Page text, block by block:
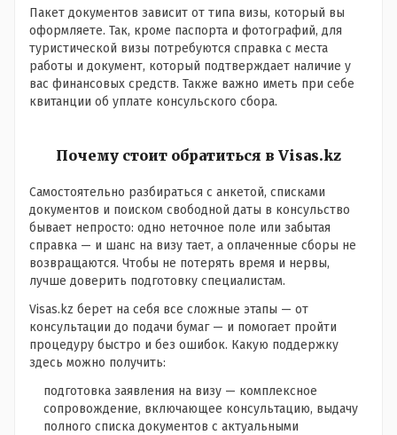
Пакет документов зависит от типа визы, который вы
оформляете. Так, кроме паспорта и фотографий, для
туристической визы потребуются справка с места
работы и документ, который подтверждает наличие у
вас финансовых средств. Также важно иметь при себе
квитанции об уплате консульского сбора.
Почему стоит обратиться в Visas.kz
Самостоятельно разбираться с анкетой, списками
документов и поиском свободной даты в консульство
бывает непросто: одно неточное поле или забытая
справка — и шанс на визу тает, а оплаченные сборы не
возвращаются. Чтобы не потерять время и нервы,
лучше доверить подготовку специалистам.
Visas.kz берет на себя все сложные этапы — от
консультации до подачи бумаг — и помогает пройти
процедуру быстро и без ошибок. Какую поддержку
здесь можно получить:
подготовка заявления на визу — комплексное
сопровождение, включающее консультацию, выдачу
полного списка документов с актуальными